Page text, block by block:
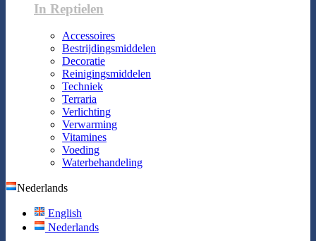
In Reptielen
Accessoires
Bestrijdingsmiddelen
Decoratie
Reinigingsmiddelen
Techniek
Terraria
Verlichting
Verwarming
Vitamines
Voeding
Waterbehandeling
Nederlands
English
Nederlands